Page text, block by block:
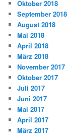
Oktober 2018
September 2018
August 2018
Mai 2018
April 2018
März 2018
November 2017
Oktober 2017
Juli 2017
Juni 2017
Mai 2017
April 2017
März 2017